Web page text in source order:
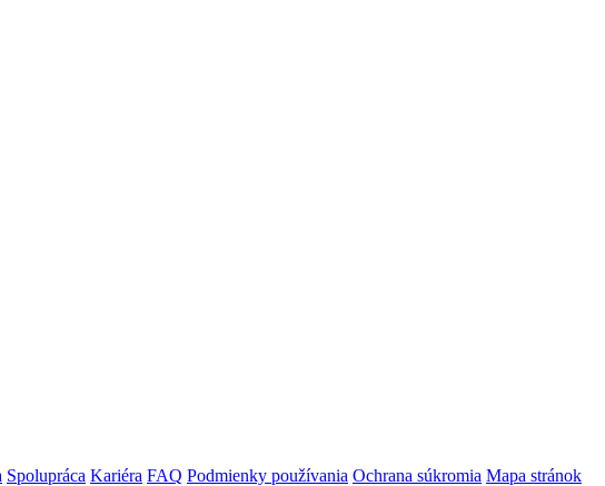
Spolupráca Kariéra FAQ Podmienky používania Ochrana súkromia Mapa stránok